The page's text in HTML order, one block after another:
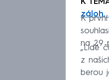
záloh,
K
na 29
„Lidé
z
berou